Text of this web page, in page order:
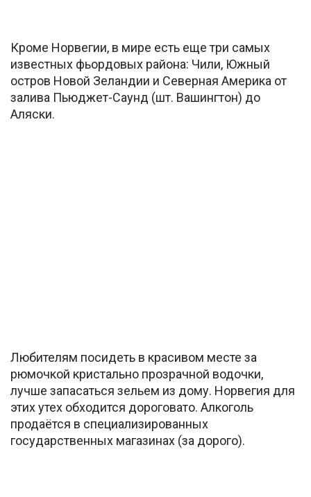
Кроме Норвегии, в мире есть еще три самых
известных фьордовых района: Чили, Южный
остров Новой Зеландии и Северная Америка от
залива Пьюджет-Саунд (шт. Вашингтон) до
Аляски.
Любителям посидеть в красивом месте за
рюмочкой кристально прозрачной водочки,
лучше запасаться зельем из дому. Норвегия для
этих утех обходится дороговато. Алкоголь
продаётся в специализированных
государственных магазинах (за дорого).